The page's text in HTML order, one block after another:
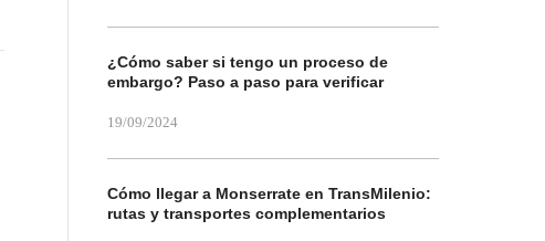
¿Cómo saber si tengo un proceso de
embargo? Paso a paso para verificar
19/09/2024
Cómo llegar a Monserrate en TransMilenio:
rutas y transportes complementarios